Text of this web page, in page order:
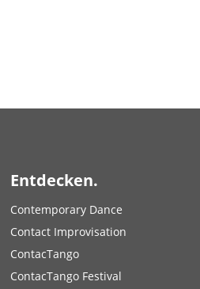
Entdecken.
Contemporary Dance
Contact Improvisation
ContacTango
ContacTango Festival